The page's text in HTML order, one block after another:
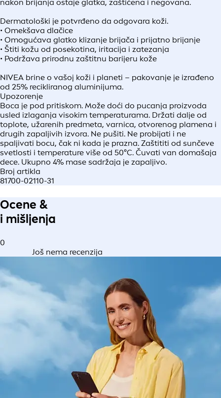
nakon brijanja ostaje glatka, zaštićena i negovana.
Dermatološki je potvrđeno da odgovara koži.
• Omekšava dlačice
• Omogućava glatko klizanje brijača i prijatno brijanje
• Štiti kožu od posekotina, iritacija i zatezanja
• Podržava prirodnu zaštitnu barijeru kože
NIVEA brine o vašoj koži i planeti – pakovanje je izrađeno
od 25% recikliranog aluminijuma.
Upozorenje
Boca je pod pritiskom. Može doći do pucanja proizvoda
usled izlaganja visokim temperaturama. Držati dalje od
toplote, užarenih predmeta, varnica, otvorenog plamena i
drugih zapaljivih izvora. Ne pušiti. Ne probijati i ne
spaljivati bocu, čak ni kada je prazna. Zaštititi od sunčeve
svetlosti i temperature više od 50°C. Čuvati van domašaja
dece. Ukupno 4% mase sadržaja je zapaljivo.
Broj artikla
81700-02110-31
Ocene &
i mišljenja
0
Još nema recenzija